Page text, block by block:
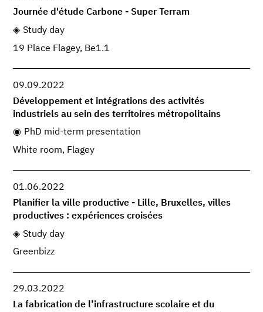
Journée d'étude Carbone - Super Terram
Study day
19 Place Flagey, Be1.1
09.09.2022
Développement et intégrations des activités
industriels au sein des territoires métropolitains
PhD mid-term presentation
White room, Flagey
01.06.2022
Planifier la ville productive - Lille, Bruxelles, villes
productives : expériences croisées
Study day
Greenbizz
29.03.2022
La fabrication de l’infrastructure scolaire et du